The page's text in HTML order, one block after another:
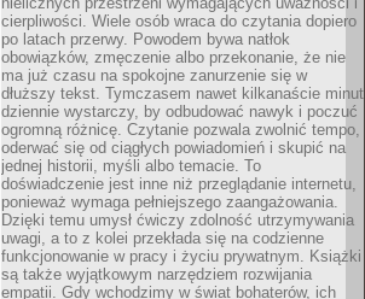
cierpliwości. Wiele osób wraca do czytania dopiero
po latach przerwy. Powodem bywa natłok
obowiązków, zmęczenie albo przekonanie, że nie
ma już czasu na spokojne zanurzenie się w
dłuższy tekst. Tymczasem nawet kilkanaście minut
dziennie wystarczy, by odbudować nawyk i poczuć
ogromną różnicę. Czytanie pozwala zwolnić tempo,
oderwać się od ciągłych powiadomień i skupić na
jednej historii, myśli albo temacie. To
doświadczenie jest inne niż przeglądanie internetu,
ponieważ wymaga pełniejszego zaangażowania.
Dzięki temu umysł ćwiczy zdolność utrzymywania
uwagi, a to z kolei przekłada się na codzienne
funkcjonowanie w pracy i życiu prywatnym. Książki
są także wyjątkowym narzędziem rozwijania
empatii. Gdy wchodzimy w świat bohaterów, ich